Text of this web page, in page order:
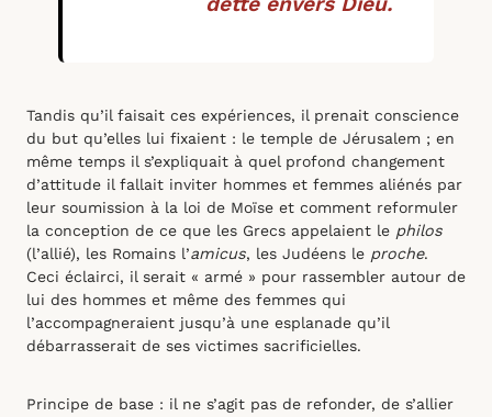
Tandis qu’il faisait ces expériences, il prenait conscience
du but qu’elles lui fixaient : le temple de Jérusalem ; en
même temps il s’expliquait à quel profond changement
d’attitude il fallait inviter hommes et femmes aliénés par
leur soumission à la loi de Moïse et comment reformuler
la conception de ce que les Grecs appelaient le philos
(l’allié), les Romains l’amicus, les Judéens le proche.
Ceci éclairci, il serait « armé » pour rassembler autour de
lui des hommes et même des femmes qui
l’accompagneraient jusqu’à une esplanade qu’il
débarrasserait de ses victimes sacrificielles.
Principe de base : il ne s’agit pas de refonder, de s’allier